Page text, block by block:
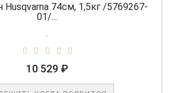
Husqvarna 74см, 1,5кг /5769267-
01/...
10 529 ₽